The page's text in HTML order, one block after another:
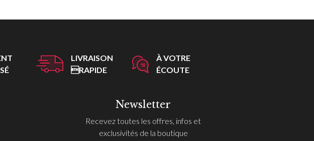
LIVRAISON
RAPIDE
À VOTRE
ÉCOUTE
Newsletter
Recevez toutes les offres, infos et
exclusivités de la boutique